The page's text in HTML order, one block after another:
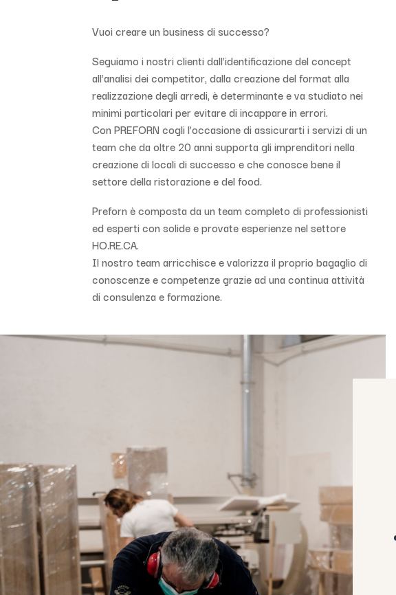
Vuoi creare un business di successo?
Seguiamo i nostri clienti dall’identificazione del concept
all’analisi dei competitor, dalla creazione del format alla
realizzazione degli arredi, è determinante e va studiato nei
minimi particolari per evitare di incappare in errori.
Con PREFORN cogli l’occasione di assicurarti i servizi di un
team che da oltre 20 anni supporta gli imprenditori nella
creazione di locali di successo e che conosce bene il
settore della ristorazione e del food.
Preforn è composta da un team completo di professionisti
ed esperti con solide e provate esperienze nel settore
HO.RE.CA.
Il nostro team arricchisce e valorizza il proprio bagaglio di
conoscenze e competenze grazie ad una continua attività
di consulenza e formazione.